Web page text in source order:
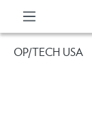
OP/TECH USA